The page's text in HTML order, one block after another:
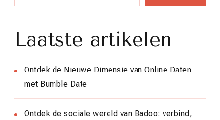
Laatste artikelen
Ontdek de Nieuwe Dimensie van Online Daten
met Bumble Date
Ontdek de sociale wereld van Badoo: verbind,